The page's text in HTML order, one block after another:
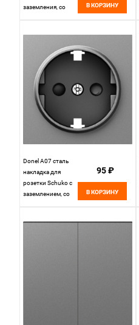
заземления, со
В КОРЗИНУ
Donel A07 сталь
накладка для
розетки Schuko с
заземлением, со
95 ₽
В КОРЗИНУ